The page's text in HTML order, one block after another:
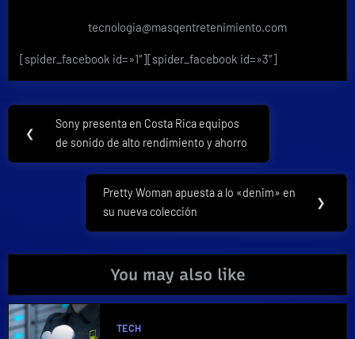
tecnologia@masqentretenimiento.com
[spider_facebook id=»1″][spider_facebook id=»3″]
Navegación
de
entradas
❮
Previous
Post:
Sony presenta en Costa Rica equipos
de sonido de alto rendimiento y ahorro
Next
Post:
Pretty Woman apuesta a lo «denim» en
su nueva colección
❯
You may also like
TECH